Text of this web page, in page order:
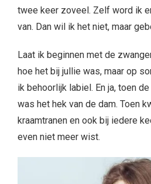
twee keer zoveel. Zelf word ik
van. Dan wil ik het niet, maar
Laat ik beginnen met de
hoe het bij jullie was, maar op
ik behoorlijk labiel. En ja, toen
was het hek van de dam. Toen
kraamtranen en ook bij iedere
even niet meer wist.